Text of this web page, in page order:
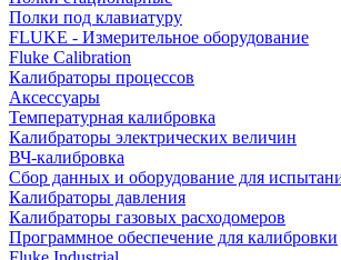
Полки под клавиатуру
FLUKE - Измерительное оборудование
Fluke Calibration
Калибраторы процессов
Аксессуары
Температурная калибровка
Калибраторы электрических величин
ВЧ-калибровка
Сбор данных и оборудование для
Калибраторы давления
Калибраторы газовых расходомеров
Программное обеспечение для калибровки